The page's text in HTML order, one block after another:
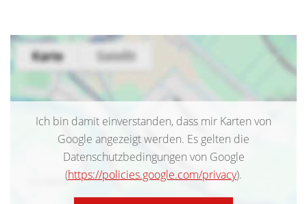
Ich bin damit einverstanden, dass mir Karten von
Google angezeigt werden. Es gelten die
Datenschutzbedingungen von Google
(https://policies.google.com/privacy).